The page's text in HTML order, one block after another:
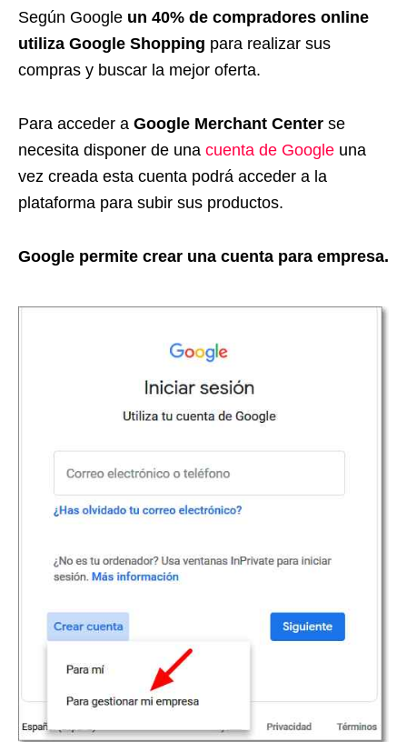
Según Google un 40% de compradores online
utiliza Google Shopping para realizar sus
compras y buscar la mejor oferta.
Para acceder a Google Merchant Center se
necesita disponer de una cuenta de Google una
vez creada esta cuenta podrá acceder a la
plataforma para subir sus productos.
Google permite crear una cuenta para empresa.